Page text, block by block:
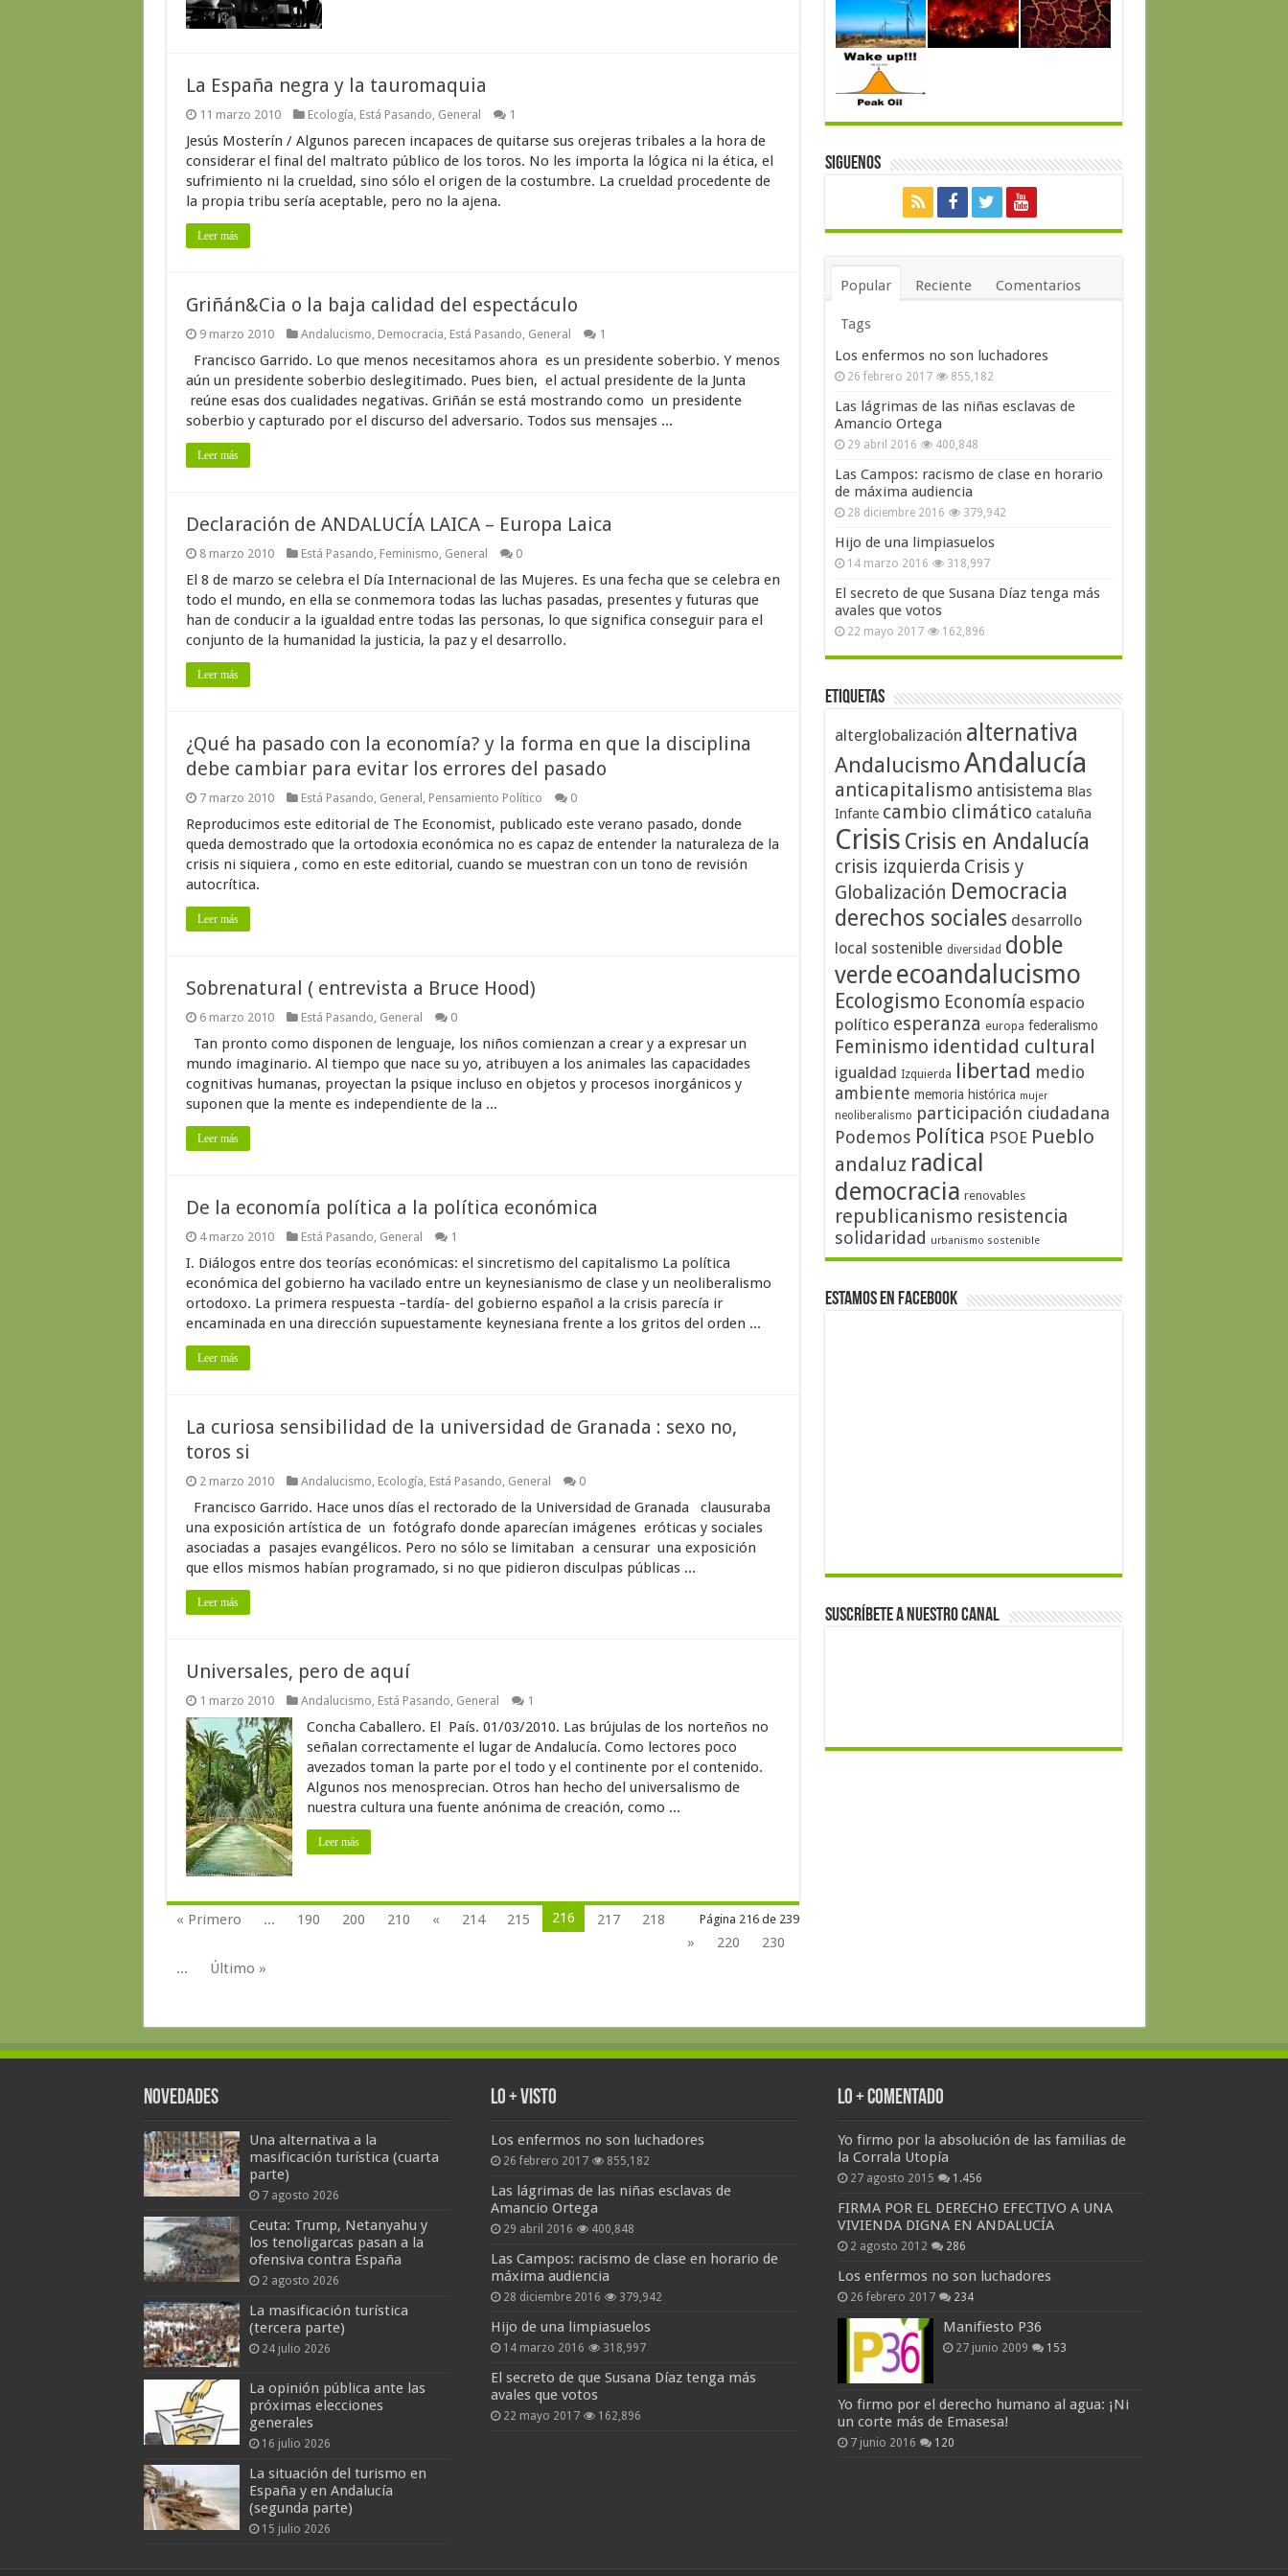
La España negra y la tauromaquia
11 marzo 2010 Ecología, Está Pasando, General 1
Jesús Mosterín / Algunos parecen incapaces de quitarse sus orejeras tribales a la hora de
considerar el final del maltrato público de los toros. No les importa la lógica ni la ética, el
sufrimiento ni la crueldad, sino sólo el origen de la costumbre. La crueldad procedente de
la propia tribu sería aceptable, pero no la ajena.
Leer más
Griñán&Cia o la baja calidad del espectáculo
9 marzo 2010 Andalucismo, Democracia, Está Pasando, General 1
Francisco Garrido. Lo que menos necesitamos ahora es un presidente soberbio. Y menos
aún un presidente soberbio deslegitimado. Pues bien, el actual presidente de la Junta
reúne esas dos cualidades negativas. Griñán se está mostrando como un presidente
soberbio y capturado por el discurso del adversario. Todos sus mensajes ...
Leer más
Declaración de ANDALUCÍA LAICA – Europa Laica
8 marzo 2010 Está Pasando, Feminismo, General 0
El 8 de marzo se celebra el Día Internacional de las Mujeres. Es una fecha que se celebra en
todo el mundo, en ella se conmemora todas las luchas pasadas, presentes y futuras que
han de conducir a la igualdad entre todas las personas, lo que significa conseguir para el
conjunto de la humanidad la justicia, la paz y el desarrollo.
Leer más
¿Qué ha pasado con la economía? y la forma en que la disciplina
debe cambiar para evitar los errores del pasado
7 marzo 2010 Está Pasando, General , Pensamiento Político 0
Reproducimos este editorial de The Economist, publicado este verano pasado, donde
queda demostrado que la ortodoxia económica no es capaz de entender la naturaleza de la
crisis ni siquiera , como en este editorial, cuando se muestran con un tono de revisión
autocrítica.
Leer más
Sobrenatural ( entrevista a Bruce Hood)
6 marzo 2010 Está Pasando, General 0
Tan pronto como disponen de lenguaje, los niños comienzan a crear y a expresar un
mundo imaginario. Al tiempo que nace su yo, atribuyen a los animales las capacidades
cognitivas humanas, proyectan la psique incluso en objetos y procesos inorgánicos y
suponen que la mente es independiente de la ...
Leer más
De la economía política a la política económica
4 marzo 2010 Está Pasando, General 1
I. Diálogos entre dos teorías económicas: el sincretismo del capitalismo La política
económica del gobierno ha vacilado entre un keynesianismo de clase y un neoliberalismo
ortodoxo. La primera respuesta –tardía- del gobierno español a la crisis parecía ir
encaminada en una dirección supuestamente keynesiana frente a los gritos del orden ...
Leer más
La curiosa sensibilidad de la universidad de Granada : sexo no,
toros si
2 marzo 2010 Andalucismo, Ecología, Está Pasando, General 0
Francisco Garrido. Hace unos días el rectorado de la Universidad de Granada clausuraba
una exposición artística de un fotógrafo donde aparecían imágenes eróticas y sociales
asociadas a pasajes evangélicos. Pero no sólo se limitaban a censurar una exposición
que ellos mismos habían programado, si no que pidieron disculpas públicas ...
Leer más
Universales, pero de aquí
1 marzo 2010 Andalucismo, Está Pasando, General 1
Concha Caballero. El País. 01/03/2010. Las brújulas de los norteños no
señalan correctamente el lugar de Andalucía. Como lectores poco
avezados toman la parte por el todo y el continente por el contenido.
Algunos nos menosprecian. Otros han hecho del universalismo de
nuestra cultura una fuente anónima de creación, como ...
Leer más
Página 216 de 239
« Primero ... 190 200 210 « 214 215 216 217
218
»
220
230
...
Último »
Siguenos
Popular Reciente Comentarios
Tags
Los enfermos no son luchadores
26 febrero 2017 855,182
Las lágrimas de las niñas esclavas de
Amancio Ortega
29 abril 2016 400,848
Las Campos: racismo de clase en horario
de máxima audiencia
28 diciembre 2016 379,942
Hijo de una limpiasuelos
14 marzo 2016 318,997
El secreto de que Susana Díaz tenga más
avales que votos
22 mayo 2017 162,896
Etiquetas
alterglobalización alternativa
AndalucismoAndalucía
anticapitalismo antisistema Blas
Infante cambio climático cataluña
Crisis Crisis en Andalucía
crisis izquierda Crisis y
Globalización Democracia
derechos sociales desarrollo
local sostenible diversidad doble
verdeecoandalucismo
Ecologismo Economía espacio
político esperanza europa federalismo
Feminismo identidad cultural
igualdad Izquierda libertad medio
ambiente memoria histórica mujer
neoliberalismo participación ciudadana
Podemos Política PSOE Pueblo
andaluz radical
democracia renovables
republicanismo resistencia
solidaridad urbanismo sostenible
Estamos en Facebook
Suscríbete a nuestro canal
Novedades
Una alternativa a la
masificación turística (cuarta
parte)
7 agosto 2026
Ceuta: Trump, Netanyahu y
los tenoligarcas pasan a la
ofensiva contra España
2 agosto 2026
La masificación turística
(tercera parte)
24 julio 2026
La opinión pública ante las
próximas elecciones
generales
16 julio 2026
La situación del turismo en
España y en Andalucía
(segunda parte)
15 julio 2026
Lo + Visto
Los enfermos no son luchadores
26 febrero 2017 855,182
Las lágrimas de las niñas esclavas de
Amancio Ortega
29 abril 2016 400,848
Las Campos: racismo de clase en horario de
máxima audiencia
28 diciembre 2016 379,942
Hijo de una limpiasuelos
14 marzo 2016 318,997
El secreto de que Susana Díaz tenga más
avales que votos
22 mayo 2017 162,896
Lo + Comentado
Yo firmo por la absolución de las familias de
la Corrala Utopía
27 agosto 2015 1.456
FIRMA POR EL DERECHO EFECTIVO A UNA
VIVIENDA DIGNA EN ANDALUCÍA
2 agosto 2012 286
Los enfermos no son luchadores
26 febrero 2017 234
Manifiesto P36
27 junio 2009 153
Yo firmo por el derecho humano al agua: ¡Ni
un corte más de Emasesa!
7 junio 2016 120